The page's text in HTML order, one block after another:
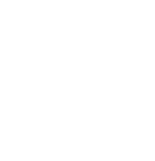
servicios le
familia, personas
cumplir la legislación
y servicios. Si el
de
y la autoridad